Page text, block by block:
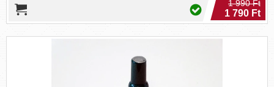
1 990 Ft
1 790 Ft